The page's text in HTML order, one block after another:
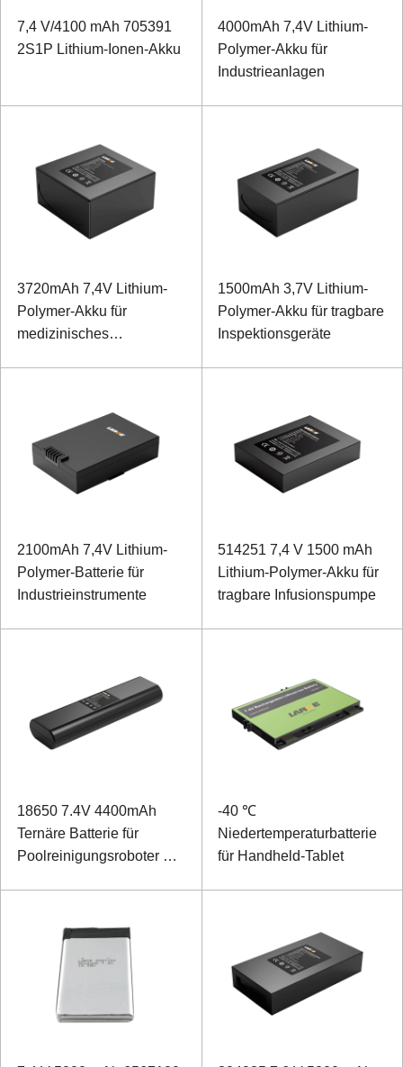
7,4 V/4100 mAh 705391
2S1P Lithium-Ionen-Akku
4000mAh 7,4V Lithium-
Polymer-Akku für
Industrieanlagen
3720mAh 7,4V Lithium-
Polymer-Akku für
medizinisches
1500mAh 3,7V Lithium-
Polymer-Akku für tragbare
Inspektionsgeräte
2100mAh 7,4V Lithium-
Polymer-Batterie für
Industrieinstrumente
514251 7,4 V 1500 mAh
Lithium-Polymer-Akku für
tragbare Infusionspumpe
18650 7.4V 4400mAh
Ternäre Batterie für
Poolreinigungsroboter mit
-40 ℃
Niedertemperaturbatterie
für Handheld-Tablet